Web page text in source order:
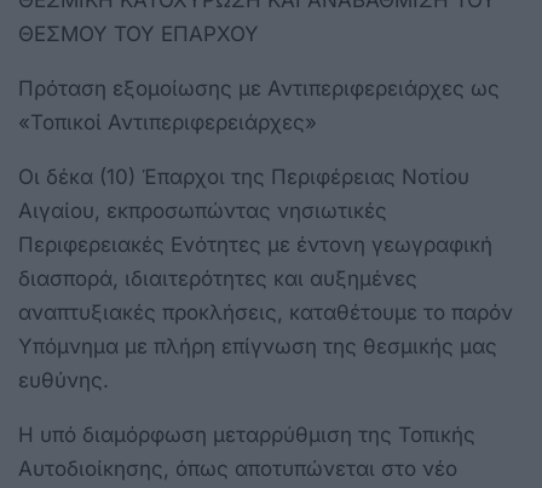
ΘΕΣΜΟΥ ΤΟΥ ΕΠΑΡΧΟΥ
Πρόταση εξομοίωσης με Αντιπεριφερειάρχες ως
«Τοπικοί Αντιπεριφερειάρχες»
Οι δέκα (10) Έπαρχοι της Περιφέρειας Νοτίου
Αιγαίου, εκπροσωπώντας νησιωτικές
Περιφερειακές Ενότητες με έντονη γεωγραφική
διασπορά, ιδιαιτερότητες και αυξημένες
αναπτυξιακές προκλήσεις, καταθέτουμε το παρόν
Υπόμνημα με πλήρη επίγνωση της θεσμικής μας
ευθύνης.
Η υπό διαμόρφωση μεταρρύθμιση της Τοπικής
Αυτοδιοίκησης, όπως αποτυπώνεται στο νέο